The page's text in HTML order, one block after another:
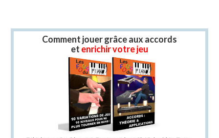
Comment jouer grâce aux accords
et enrichir votre jeu